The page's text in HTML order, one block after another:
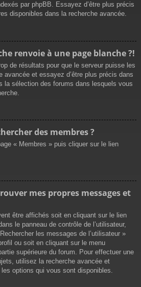
par phpBB. Essayez d’être plus précis
disponibles dans la recherche avancée.
renvoie à une page blanche ?!
de résultats pour que le serveur puisse les
avancée et essayez d’être plus précis dans
la sélection des forums dans lesquels vous
des membres ?
« Membres » puis cliquer sur le lien
mes propres messages et
être affichés soit en cliquant sur le lien
le panneau de contrôle de l’utilisateur,
les messages de l’utilisateur »
ou soit en cliquant sur le menu
supérieure du forum. Pour effectuer une
utilisez la recherche avancée et
options qui vous sont disponibles.